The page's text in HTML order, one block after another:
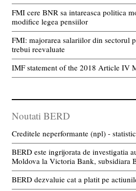
FMI cere BNR sa intareasca politica
modifice legea pensiilor
FMI: majorarea salariilor din sectorul
trebui reevaluate
IMF statement of the 2018 Article IV
Noutati BERD
Creditele neperformante (npl) -
BERD este ingrijorata de investigatia
Moldova la Victoria Bank, subsidiara
BERD dezvaluie cat a platit pe